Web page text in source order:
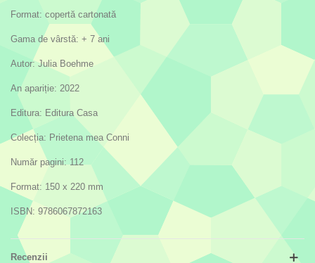
Format: copertă cartonată
Gama de vârstă: + 7 ani
Autor: Julia Boehme
An apariție: 2022
Editura: Editura Casa
Colecția: Prietena mea Conni
Număr pagini: 112
Format: 150 x 220 mm
ISBN: 9786067872163
Recenzii